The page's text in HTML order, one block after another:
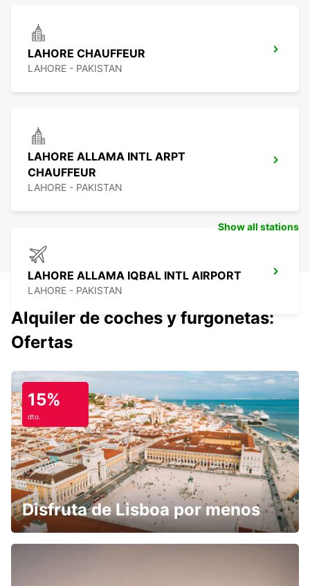
LAHORE CHAUFFEUR
LAHORE - PAKISTAN
LAHORE ALLAMA INTL ARPT
CHAUFFEUR
LAHORE - PAKISTAN
LAHORE ALLAMA IQBAL INTL AIRPORT
LAHORE - PAKISTAN
Show all stations
Alquiler de coches y furgonetas:
Ofertas
15%
dto.
Disfruta de Lisboa por menos